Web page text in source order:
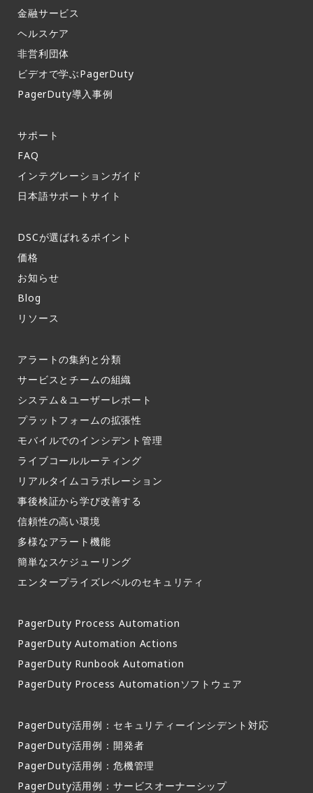
金融サービス
ヘルスケア
非営利団体
ビデオで学ぶPagerDuty
PagerDuty導入事例​
サポート​
FAQ​
インテグレーションガイド​
日本語サポートサイト​
DSCが選ばれるポイント
価格
お知らせ​
Blog
リソース
アラートの集約と分類​
サービスとチームの組織​
システム＆ユーザーレポート​
プラットフォームの拡張性
モバイルでのインシデント管理​
ライブコールルーティング​
リアルタイムコラボレーション​
事後検証から学び改善する
信頼性の高い環境​
多様なアラート機能​
簡単なスケジューリング​
エンタープライズレベルのセキュリティ
PagerDuty Process Automation
PagerDuty Automation Actions
PagerDuty Runbook Automation
PagerDuty Process Automationソフトウェア
PagerDuty活用例：セキュリティーインシデント対応
PagerDuty活用例：開発者
PagerDuty活用例：危機管理
PagerDuty活用例：サービスオーナーシップ